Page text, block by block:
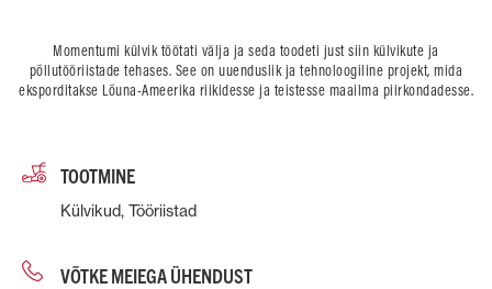
Momentumi külvik töötati välja ja seda toodeti just siin külvikute ja
põllutööriistade tehases. See on uuenduslik ja tehnoloogiline projekt, mida
eksporditakse Lõuna-Ameerika riikidesse ja teistesse maailma piirkondadesse.
TOOTMINE
Külvikud, Tööriistad
VÕTKE MEIEGA ÜHENDUST